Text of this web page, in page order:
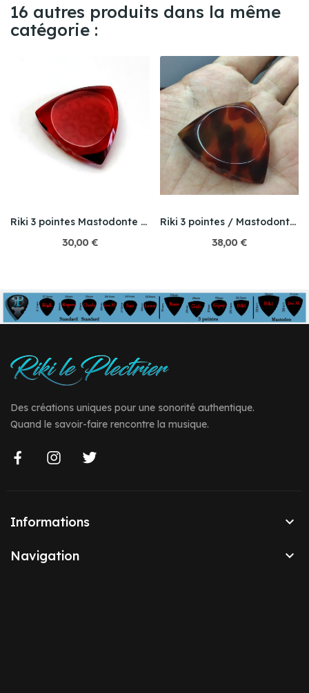
16 autres produits dans la même
catégorie :
Riki 3 pointes Mastodonte / Acryswirl
30,00 €
Riki 3 pointes / Mastodonte / Galalith
38,00 €
Des créations uniques pour une sonorité authentique.
Quand le savoir-faire rencontre la musique.
Informations 
Navigation 